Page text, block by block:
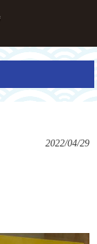
2022/04/29